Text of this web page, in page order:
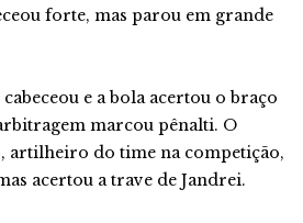
forte, mas parou em grande
e a bola acertou o braço
marcou pênalti. O
artilheiro do time na competição,
acertou a trave de Jandrei.